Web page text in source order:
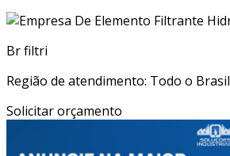
Br filtri
Região de atendimento: Todo o Brasil
Solicitar orçamento